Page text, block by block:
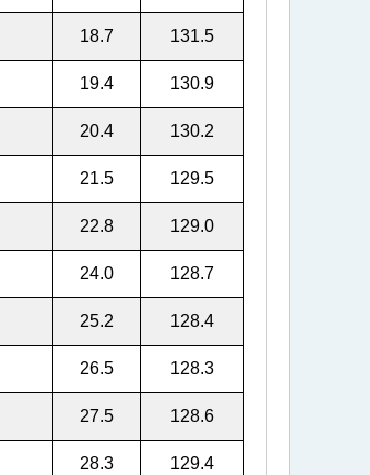
18.7 131.5
19.4 130.9
20.4 130.2
21.5 129.5
22.8 129.0
24.0 128.7
25.2 128.4
26.5 128.3
27.5 128.6
28.3 129.4